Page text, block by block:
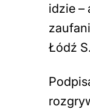
idzie –
Łódź